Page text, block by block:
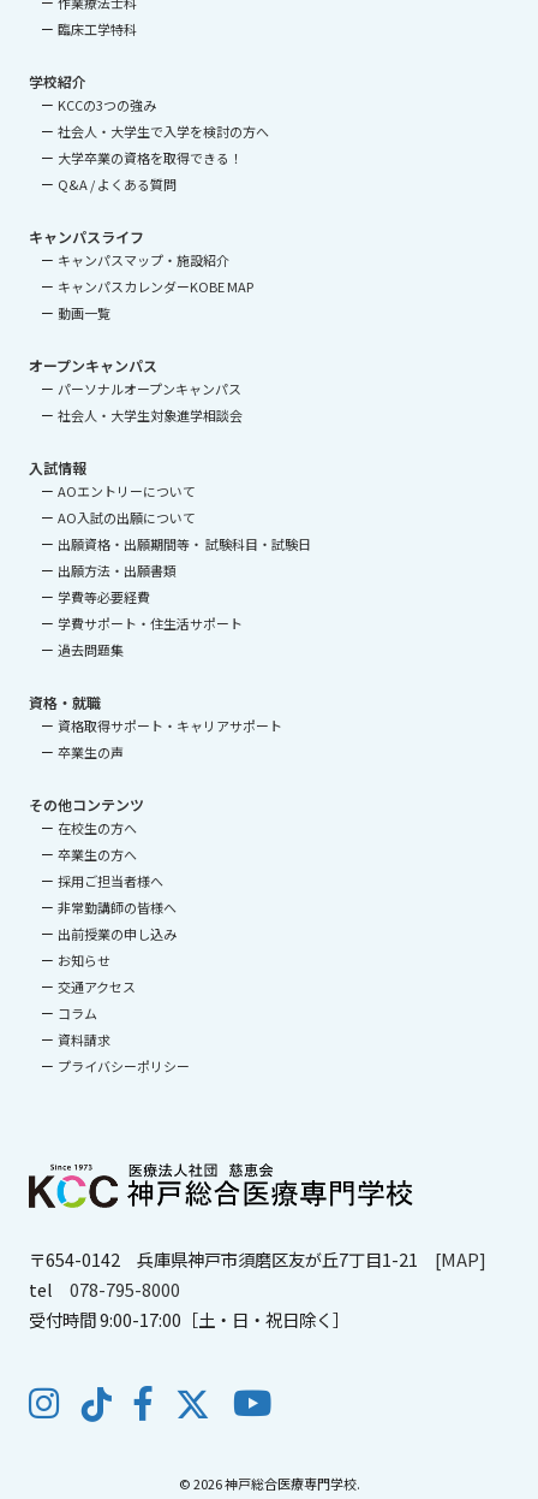
臨床工学特科
学校紹介
KCCの3つの強み
社会人・大学生で入学を検討の方へ
大学卒業の資格を取得できる！
Q&A / よくある質問
キャンパスライフ
キャンパスマップ・施設紹介
キャンパスカレンダーKOBE MAP
動画一覧
オープンキャンパス
パーソナルオープンキャンパス
社会人・大学生対象進学相談会
入試情報
AOエントリーについて
AO入試の出願について
出願資格・出願期間等・ 試験科目・試験日
出願方法・出願書類
学費等必要経費
学費サポート・住生活サポート
過去問題集
資格・就職
資格取得サポート・キャリアサポート
卒業生の声
その他コンテンツ
在校生の方へ
卒業生の方へ
採用ご担当者様へ
非常勤講師の皆様へ
出前授業の申し込み
お知らせ
交通アクセス
コラム
資料請求
プライバシーポリシー
〒654-0142 兵庫県神戸市須磨区友が丘7丁目1-21
[MAP]
tel 078-795-8000
受付時間 9:00-17:00［土・日・祝日除く］
© 2026 神戸総合医療専門学校.